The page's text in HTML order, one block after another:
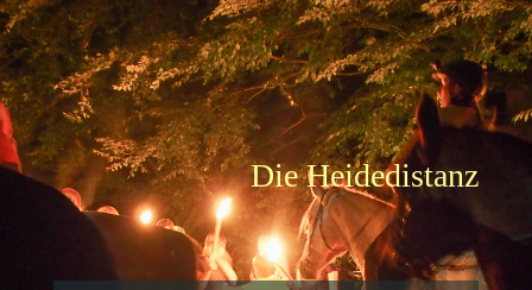
Die Heidedistanz